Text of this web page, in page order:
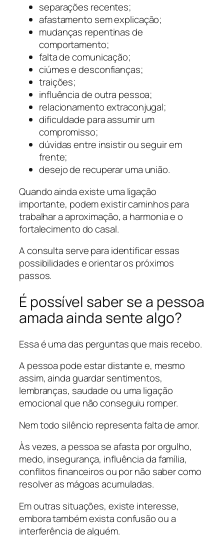
separações recentes;
afastamento sem explicação;
mudanças repentinas de
comportamento;
falta de comunicação;
ciúmes e desconfianças;
traições;
influência de outra pessoa;
relacionamento extraconjugal;
dificuldade para assumir um
compromisso;
dúvidas entre insistir ou seguir em
frente;
desejo de recuperar uma união.
Quando ainda existe uma ligação
importante, podem existir caminhos para
trabalhar a aproximação, a harmonia e o
fortalecimento do casal.
A consulta serve para identificar essas
possibilidades e orientar os próximos
passos.
É possível saber se a pessoa
amada ainda sente algo?
Essa é uma das perguntas que mais recebo.
A pessoa pode estar distante e, mesmo
assim, ainda guardar sentimentos,
lembranças, saudade ou uma ligação
emocional que não conseguiu romper.
Nem todo silêncio representa falta de amor.
Às vezes, a pessoa se afasta por orgulho,
medo, insegurança, influência da família,
conflitos financeiros ou por não saber como
resolver as mágoas acumuladas.
Em outras situações, existe interesse,
embora também exista confusão ou a
interferência de alguém.